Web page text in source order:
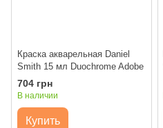
Краска акварельная Daniel
Smith 15 мл Duochrome Adobe
704 грн
В наличии
Купить